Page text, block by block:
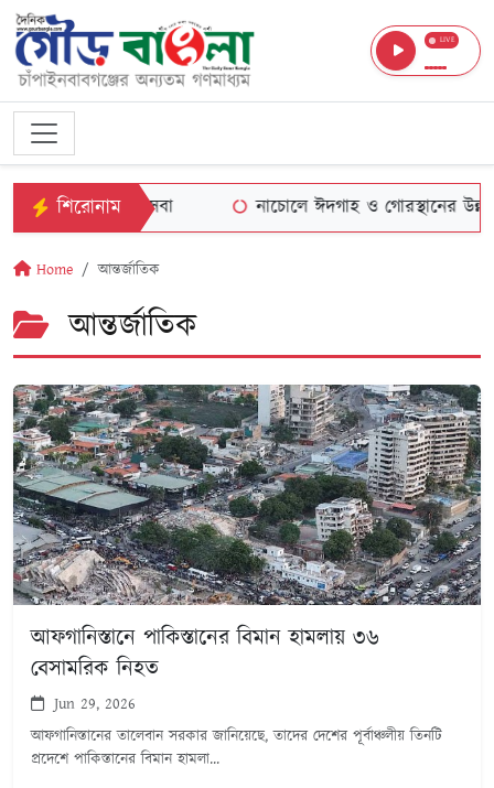
LIVE
শিরোনাম
সেবা নাচোলে ঈদগাহ ও গোরস্থানের উন্নতি কল্পে
Home আন্তর্জাতিক
আন্তর্জাতিক
আফগানিস্তানে পাকিস্তানের বিমান হামলায় ৩৬
বেসামরিক নিহত
Jun 29, 2026
আফগানিস্তানের তালেবান সরকার জানিয়েছে, তাদের দেশের পূর্বাঞ্চলীয় তিনটি
প্রদেশে পাকিস্তানের বিমান হামলা...